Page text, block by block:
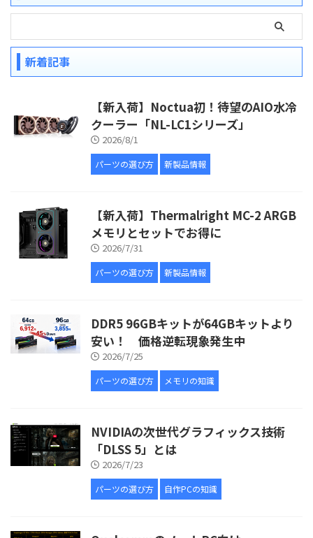
新着記事
【新入荷】Noctua初！待望のAIO水冷
クーラー「NL-LC1シリーズ」
2026/8/1
パーツの選び方 新製品情報
【新入荷】Thermalright MC-2 ARGB
メモリとセットでお得に
2026/7/31
パーツの選び方 新製品情報
DDR5 96GBキットが64GBキットより
安い！ 価格逆転現象発生中
2026/7/25
パーツの選び方 メモリの知識
NVIDIAの次世代グラフィックス技術
「DLSS 5」とは
2026/7/23
パーツの選び方 自作PCの知識